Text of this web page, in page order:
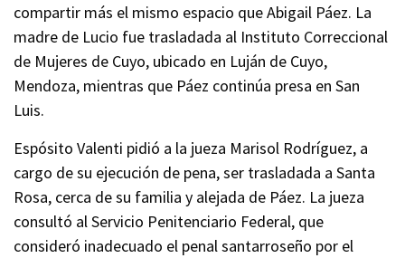
compartir más el mismo espacio que Abigail Páez. La
madre de Lucio fue trasladada al Instituto Correccional
de Mujeres de Cuyo, ubicado en Luján de Cuyo,
Mendoza, mientras que Páez continúa presa en San
Luis.
Espósito Valenti pidió a la jueza Marisol Rodríguez, a
cargo de su ejecución de pena, ser trasladada a Santa
Rosa, cerca de su familia y alejada de Páez. La jueza
consultó al Servicio Penitenciario Federal, que
consideró inadecuado el penal santarroseño por el